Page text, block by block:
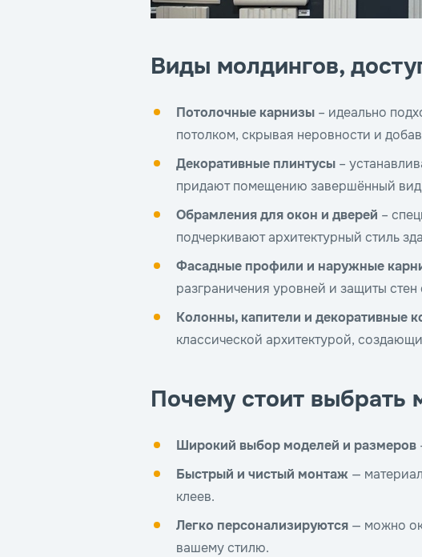
Виды молдингов,
Потолочные карнизы – идеально
потолком, скрывая неровности и
Декоративные плинтусы –
придают помещению завершённый
Обрамления для окон и дверей –
подчеркивают архитектурный стиль
Фасадные профили и наружные
разграничения уровней и защиты
Колонны, капители и декоративные
классической архитектурой,
Почему стоит выбрать
Широкий выбор моделей и размеров
Быстрый и чистый монтаж —
клеев.
Легко персонализируются — можно
вашему стилю.